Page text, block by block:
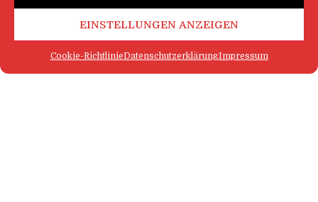
EINSTELLUNGEN ANZEIGEN
Cookie-RichtlinieDatenschutzerklärungImpressum